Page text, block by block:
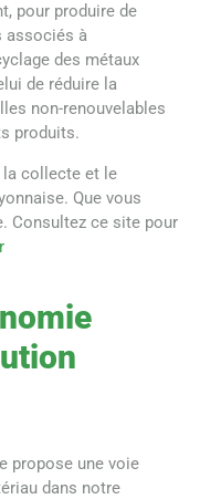
pour produire de
associés à
des métaux
de réduire la
non-renouvelables
produits.
la collecte et le
Que vous
Consultez ce site pour
propose une voie
dans notre